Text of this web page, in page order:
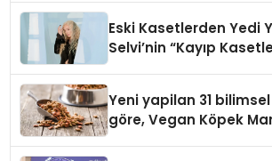
Eski Kasetlerden Yedi
Selvi’nin “Kayıp
Yeni yapilan 31
göre, Vegan Köpek